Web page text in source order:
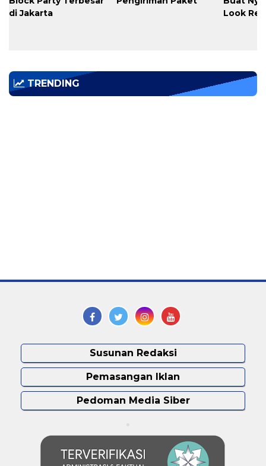
di Jakarta
Look
TRENDING
Susunan Redaksi
Pemasangan Iklan
Pedoman Media Siber